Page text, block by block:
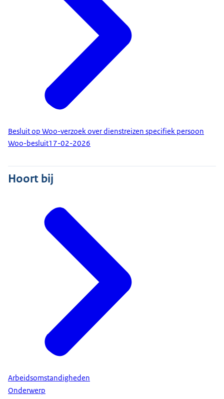
Besluit op Woo-verzoek over dienstreizen specifiek persoon
Woo-besluit17-02-2026
Hoort bij
Arbeidsomstandigheden
Onderwerp